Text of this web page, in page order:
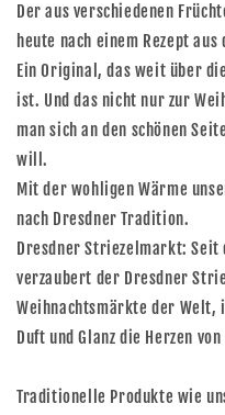
Der aus verschiedenen
heute nach einem Rezept
Ein Original, das weit über
ist. Und das nicht nur zur
man sich an den schönen
will.
Mit der wohligen Wärme
nach Dresdner Tradition.
Dresdner Striezelmarkt: Seit
verzaubert der Dresdner
Weihnachtsmärkte der Welt,
Duft und Glanz die Herzen
Traditionelle Produkte wie